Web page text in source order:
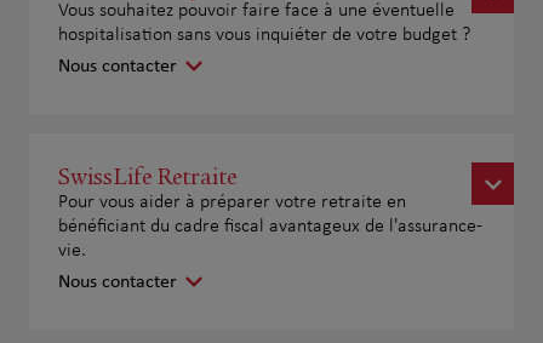
Vous souhaitez pouvoir faire face à une éventuelle
hospitalisation sans vous inquiéter de votre budget ?
Nous contacter
SwissLife Retraite
Pour vous aider à préparer votre retraite en
bénéficiant du cadre fiscal avantageux de l'assurance-
vie.
Nous contacter